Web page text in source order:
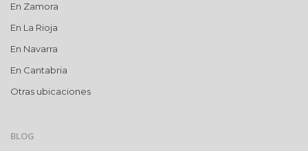
En Zamora
En La Rioja
En Navarra
En Cantabria
Otras ubicaciones
BLOG